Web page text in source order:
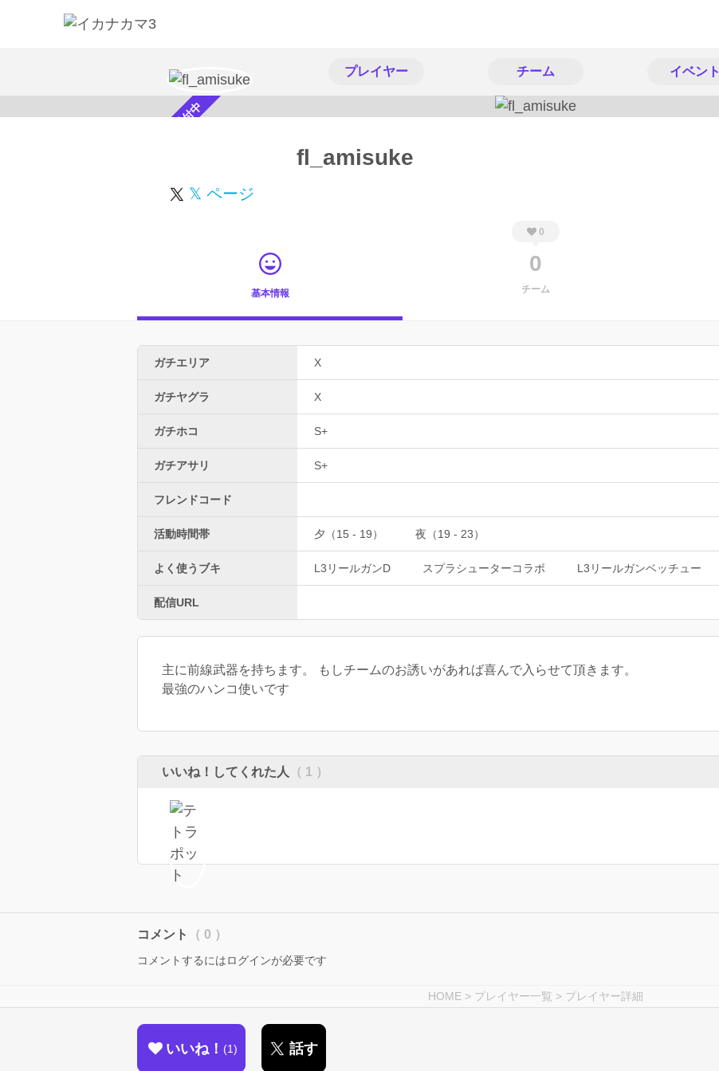
プレイヤー チーム イベント
スカウト受付中 fl_amisuke
𝕏 ページ
基本情報
0
0
チーム
ガチエリア X
ガチヤグラ X
ガチホコ S+
ガチアサリ S+
フレンドコード
活動時間帯 夕（15 - 19） 夜（19 - 23）
よく使うブキ L3リールガンD スプラシューターコラボ L3リールガンベッチュー
配信URL
主に前線武器を持ちます。 もしチームのお誘いがあれば喜んで入らせて頂きます。
最強のハンコ使いです
いいね！してくれた人 （ 1 ）
コメント （ 0 ）
コメントするにはログインが必要です
HOME > プレイヤー一覧 > プレイヤー詳細
いいね！ 1 話す